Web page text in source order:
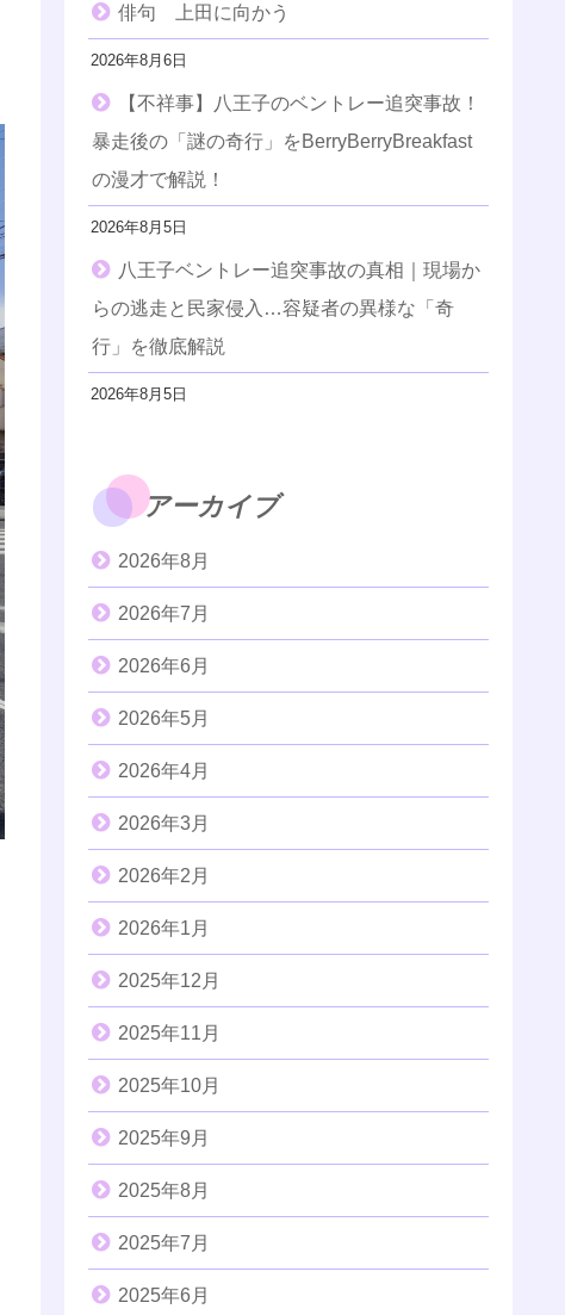
俳句 上田に向かう
2026年8月6日
【不祥事】八王子のベントレー追突事故！
暴走後の「謎の奇行」をBerryBerryBreakfast
の漫才で解説！
2026年8月5日
八王子ベントレー追突事故の真相｜現場か
らの逃走と民家侵入…容疑者の異様な「奇
行」を徹底解説
2026年8月5日
アーカイブ
2026年8月
2026年7月
2026年6月
2026年5月
2026年4月
2026年3月
2026年2月
2026年1月
2025年12月
2025年11月
2025年10月
2025年9月
2025年8月
2025年7月
2025年6月